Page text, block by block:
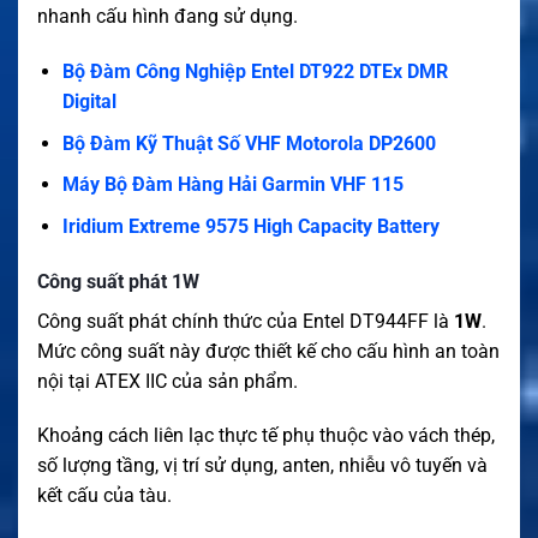
nhanh cấu hình đang sử dụng.
Bộ Đàm Công Nghiệp Entel DT922 DTEx DMR
Digital
Bộ Đàm Kỹ Thuật Số VHF Motorola DP2600
Máy Bộ Đàm Hàng Hải Garmin VHF 115
Iridium Extreme 9575 High Capacity Battery
Công suất phát 1W
Công suất phát chính thức của Entel DT944FF là 1W.
Mức công suất này được thiết kế cho cấu hình an toàn
nội tại ATEX IIC của sản phẩm.
Khoảng cách liên lạc thực tế phụ thuộc vào vách thép,
số lượng tầng, vị trí sử dụng, anten, nhiễu vô tuyến và
kết cấu của tàu.